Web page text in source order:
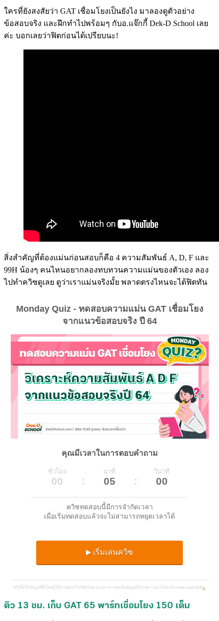
ใครที่ยังสงสัยว่า GAT เชื่อมโยงเป็นยังไง มาลองดูตัวอย่าง
ข้อสอบจริง และฝึกทำไปพร้อมๆ กับอ.แจ๊กกี้ Dek-D School เลย
ค่ะ บอกเลยว่าฟิตก่อนได้เปรียบนะ!
สิ่งสำคัญที่ต้องแม่นก่อนสอบก็คือ 4 ความสัมพันธ์ A, D, F และ
99H น้องๆ คนไหนอยากลองทบทวนความแม่นของตัวเอง ลอง
ไปทำควิซดูเลย ดูว่าเราแม่นจริงมั้ย พลาดตรงไหนจะได้ฟิตทัน
ติว 13 ชม. เก็บ GAT 65 พาร์ทเชื่อมโยง 150 เต็ม